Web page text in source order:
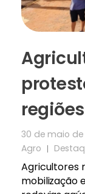
30 de maio de
Agro
Agricultores
mobilização